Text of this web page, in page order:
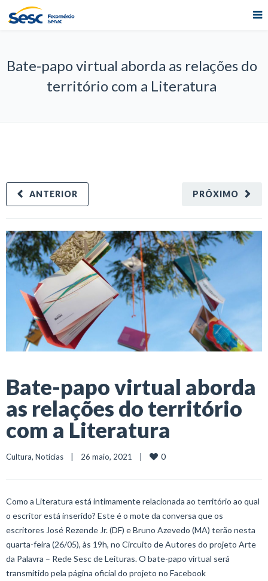
Bate-papo virtual aborda as relações do
território com a Literatura
PRÓXIMO
ANTERIOR
Bate-papo virtual aborda
as relações do território
com a Literatura
Cultura, Notícias
    |    26 maio, 2021    |
0
Como a Literatura está intimamente relacionada ao território ao qual
o escritor está inserido? Este é o mote da conversa que os
escritores José Rezende Jr. (DF) e Bruno Azevedo (MA) terão nesta
quarta-feira (26/05), às 19h, no Circuito de Autores do projeto Arte
da Palavra – Rede Sesc de Leituras. O bate-papo virtual será
transmitido pela página oficial do projeto no Facebook